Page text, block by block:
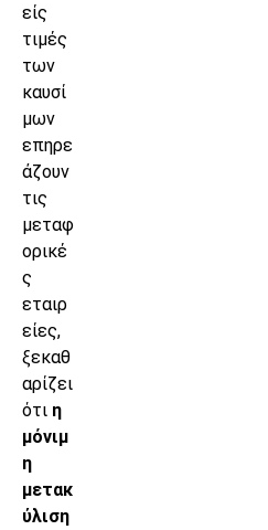
είς
τιμές
των
καυσί
μων
επηρε
άζουν
τις
μεταφ
ορικέ
ς
εταιρ
είες,
ξεκαθ
αρίζει
ότι η
μόνιμ
η
μετακ
ύλιση